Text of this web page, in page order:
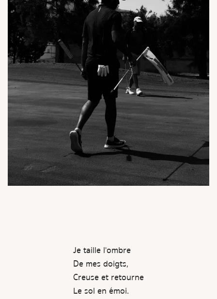
Je taille l'ombre
De mes doigts,
Creuse et retourne
Le sol en émoi.